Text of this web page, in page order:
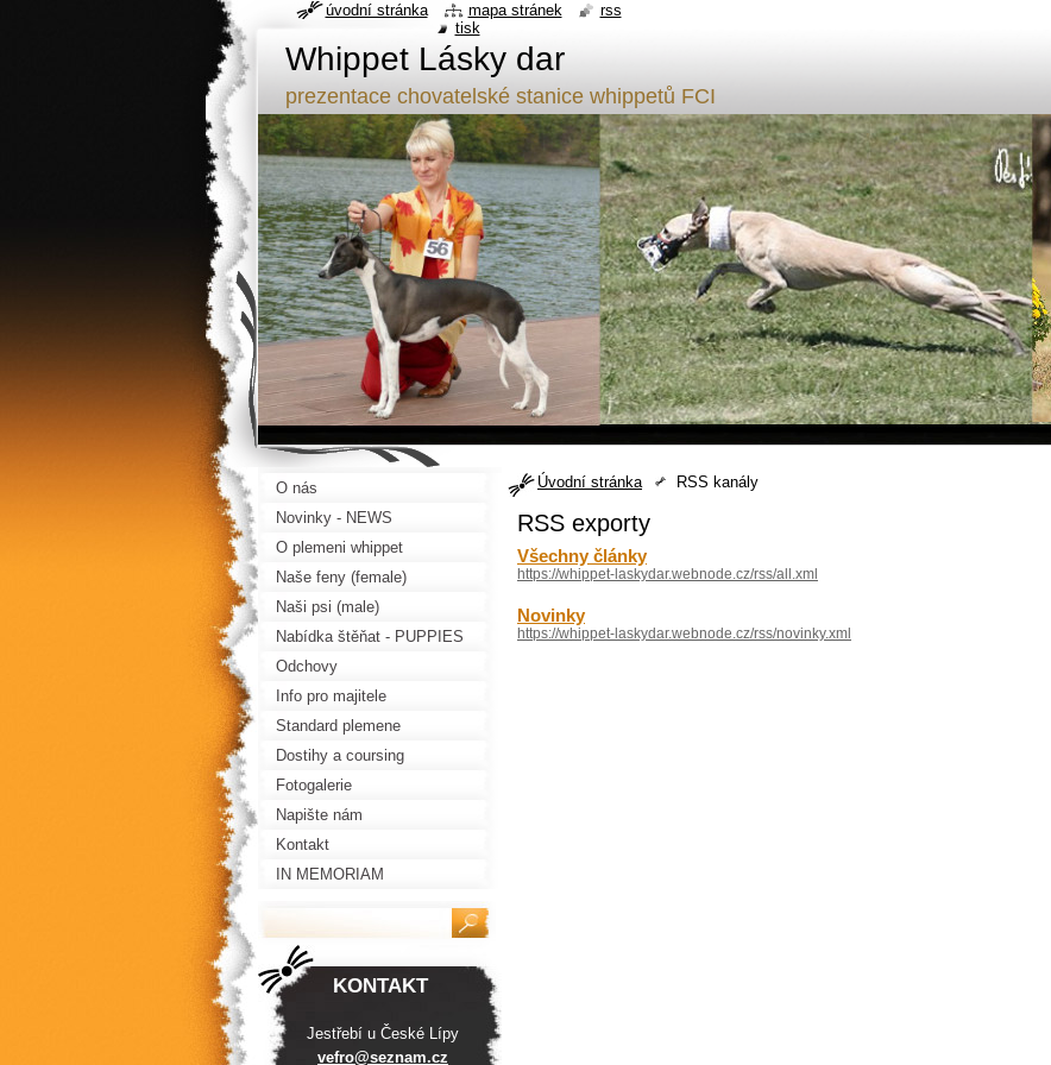
Whippet Lásky dar
prezentace chovatelské stanice whippetů FCI
Úvodní stránka RSS kanály
RSS exporty
Všechny články
https://whippet-laskydar.webnode.cz/rss/all.xml
Novinky
https://whippet-laskydar.webnode.cz/rss/novinky.xml
O nás
Novinky - NEWS
O plemeni whippet
Naše feny (female)
Naši psi (male)
Nabídka štěňat - PUPPIES
FOR SALE
Odchovy
Info pro majitele
Standard plemene
Dostihy a coursing
Fotogalerie
Napište nám
Kontakt
IN MEMORIAM
KONTAKT
Jestřebí u České Lípy
vefro@seznam.cz
úvodní stránka mapa stránek
rss
tisk